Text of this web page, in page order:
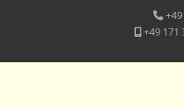
+49 171